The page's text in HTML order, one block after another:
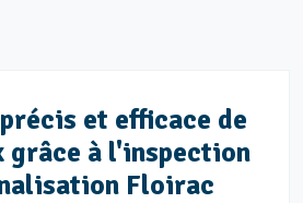
et efficace de
grâce à l'inspection
Floirac